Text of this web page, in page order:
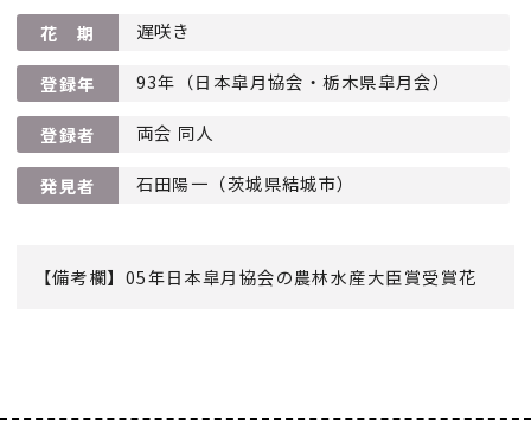
花 期 遅咲き
登録年 93年（日本皐月協会・栃木県皐月会）
登録者 両会 同人
発見者 石田陽一（茨城県結城市）
【備考欄】05年日本皐月協会の農林水産大臣賞受賞花